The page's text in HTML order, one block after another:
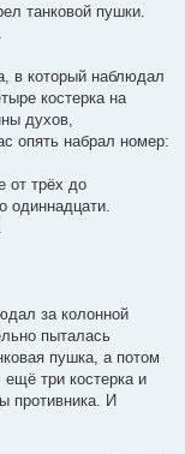
танковой пушки.
в который наблюдал
костерка на
духов,
опять набрал номер:
от трёх до
одиннадцати.
за колонной
пыталась
пушка, а потом
три костерка и
противника. И